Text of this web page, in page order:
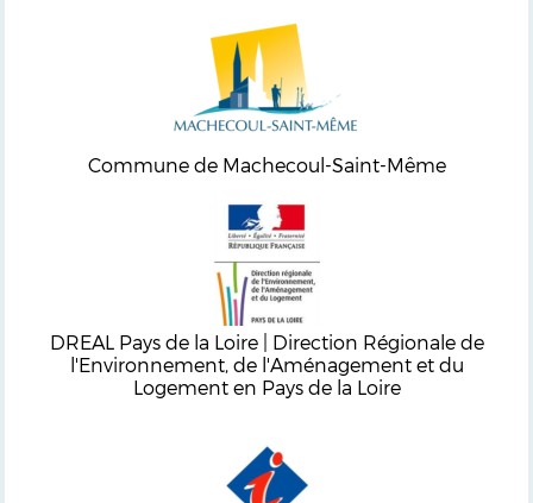
Commune de Machecoul-Saint-Même
DREAL Pays de la Loire | Direction Régionale de
l'Environnement, de l'Aménagement et du
Logement en Pays de la Loire